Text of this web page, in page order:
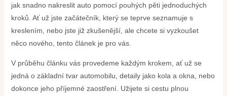
jak snadno nakreslit auto pomocí pouhých pěti jednoduchých
kroků. Ať už jste začátečník, který se teprve seznamuje s
kreslením, nebo jste již zkušenější, ale chcete si vyzkoušet
něco nového, tento článek je pro vás.
V průběhu článku vás provedeme každým krokem, ať už se
jedná o základní tvar automobilu, detaily jako kola a okna, nebo
dokonce jeho příjemné zaostření. Užijete si cestu plnou